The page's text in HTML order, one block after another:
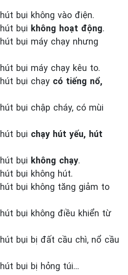
bụi không vào điện.
bụi không hoạt động.
bụi máy chạy nhưng
bụi máy chạy kêu to.
bụi chạy có tiếng nổ,
bụi chập cháy, có mùi
bụi chạy hút yếu, hút
bụi không chạy.
bụi không hút.
bụi không tăng giảm to
bụi không điều khiển từ
bụi bị đất cầu chì, nổ cầu
bụi bị hỏng túi...